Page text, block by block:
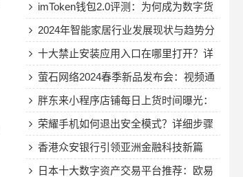
受关注的旗舰手机对比分析
imToken钱包2.0评测：为何成为数字货
币投资者的首选安全钱包？
2024年智能家居行业发展现状与趋势分
析：物联网、云计算、人工智能推动市场
快速增长
十大禁止安装应用入口在哪里打开？详
细解答与实用解决方案
萤石网络2024春季新品发布会：视频通
话摄像机S10等多款智能家居产品重磅发
布
胖东来小程序店铺每日上货时间曝光：
上午9点准时抢购，掌握这些技巧轻松购
得心仪商品
荣耀手机如何退出安全模式？详细步骤
与原因解析
香港众安银行引领亚洲金融科技新篇
章：首家提供加密货币交易服务的数字银
日本十大数字资产交易平台推荐：欧易